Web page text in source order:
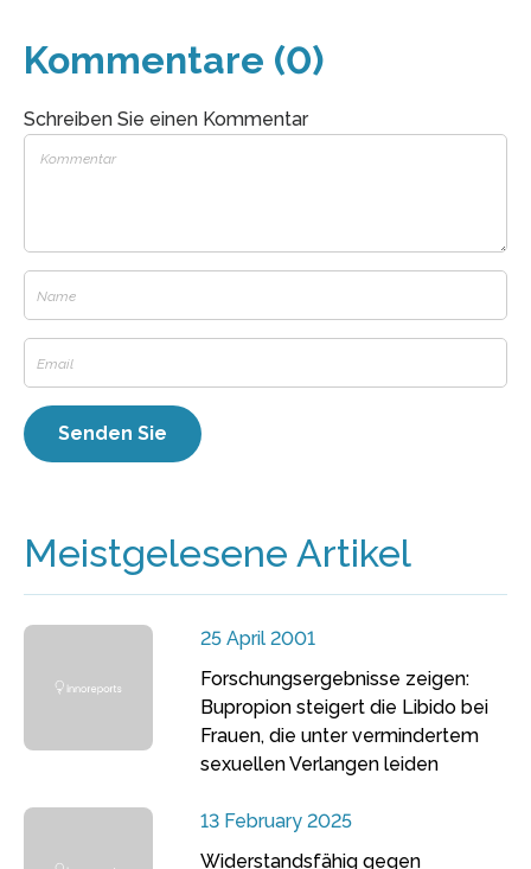
Kommentare (0)
Schreiben Sie einen Kommentar
Meistgelesene Artikel
25 April 2001
Forschungsergebnisse zeigen:
Bupropion steigert die Libido bei
Frauen, die unter vermindertem
sexuellen Verlangen leiden
13 February 2025
Widerstandsfähig gegen